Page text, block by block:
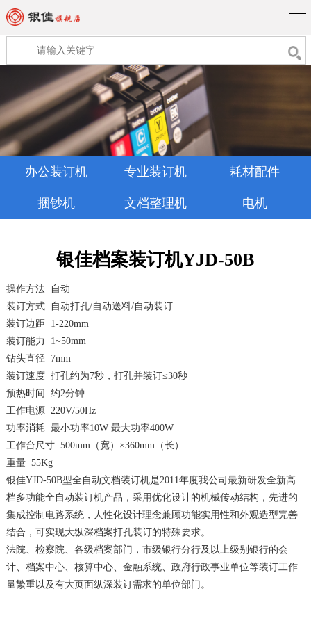
办公装订机 专业装订机 耗材配件
捆钞机 文档整理机 电机
银佳档案装订机YJD-50B
操作方法
自动
装订方式
自动打孔/自动送料/自动装订
装订边距1-220mm
装订能力
1~50mm
钻头直径 7mm
装订速度 打孔约为7秒，打孔并装订≤30秒
预热时间 约2分钟
工作电源220V/50Hz
功率消耗 最小功率10W 最大功率400W
工作台尺寸500mm （宽）×360mm （长）
重量55Kg
银佳YJD-50B型全自动文档装订机是2011年度我公司最新研发全新高
档多功能全自动装订机产品，采用优化设计的机械传动结构，先进的
集成控制电路系统，人性化设计理念兼顾功能实用性和外观造型完善
结合，可实现大纵深档案打孔装订的特殊要求。
法院、检察院、各级档案部门，市级银行分行及以上级别银行的会
计、档案中心、核算中心、金融系统、政府行政事业单位等装订工作
量繁重以及有大页面纵深装订需求的单位部门。